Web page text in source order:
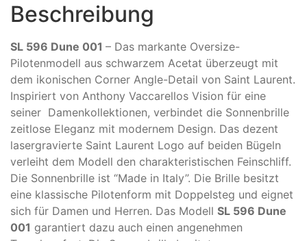
Beschreibung
SL 596 Dune 001 – Das markante Oversize-
Pilotenmodell aus schwarzem Acetat überzeugt mit
dem ikonischen Corner Angle-Detail von Saint Laurent.
Inspiriert von Anthony Vaccarellos Vision für eine
seiner Damenkollektionen, verbindet die Sonnenbrille
zeitlose Eleganz mit modernem Design. Das dezent
lasergravierte Saint Laurent Logo auf beiden Bügeln
verleiht dem Modell den charakteristischen Feinschliff.
Die Sonnenbrille ist “Made in Italy”. Die Brille besitzt
eine klassische Pilotenform mit Doppelsteg und eignet
sich für Damen und Herren. Das Modell SL 596 Dune
001 garantiert dazu auch einen angenehmen